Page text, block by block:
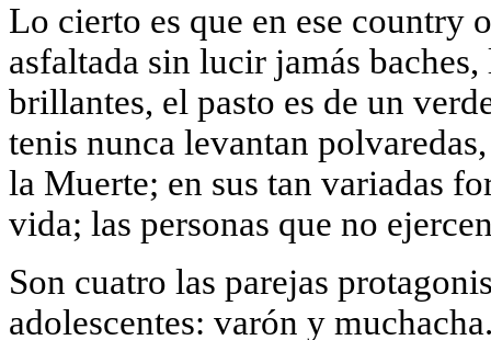
Lo cierto es que en ese country
asfaltada sin lucir jamás
brillantes, el pasto es de un
tenis nunca levantan
la Muerte; en sus tan variadas
vida; las personas que no
Son cuatro las parejas
adolescentes: varón y